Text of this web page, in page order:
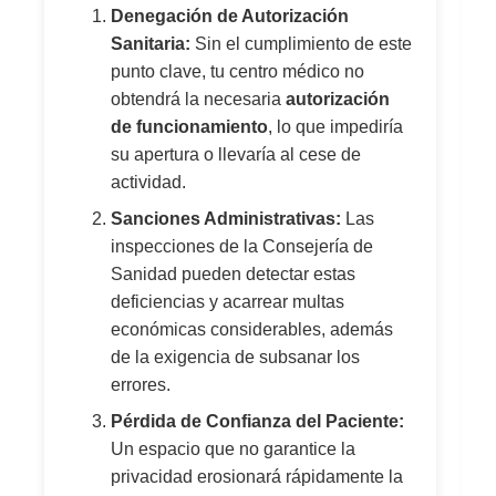
Denegación de Autorización
Sanitaria: Sin el cumplimiento de este
punto clave, tu centro médico no
obtendrá la necesaria autorización
de funcionamiento, lo que impediría
su apertura o llevaría al cese de
actividad.
Sanciones Administrativas: Las
inspecciones de la Consejería de
Sanidad pueden detectar estas
deficiencias y acarrear multas
económicas considerables, además
de la exigencia de subsanar los
errores.
Pérdida de Confianza del Paciente:
Un espacio que no garantice la
privacidad erosionará rápidamente la